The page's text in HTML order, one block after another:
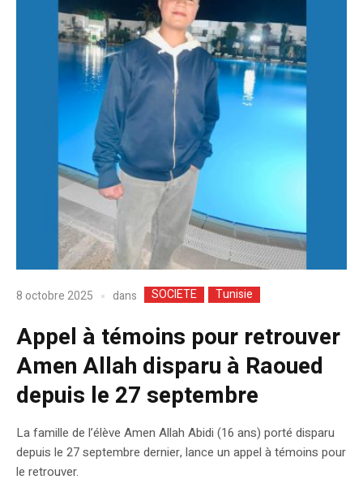
8 octobre 2025 dans SOCIETE Tunisie
Appel à témoins pour retrouver
Amen Allah disparu à Raoued
depuis le 27 septembre
La famille de l’élève Amen Allah Abidi (16 ans) porté disparu
depuis le 27 septembre dernier, lance un appel à témoins pour
le retrouver.